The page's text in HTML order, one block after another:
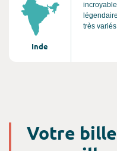
Inde
incroyable. Son immense surface, ses
très
Votre